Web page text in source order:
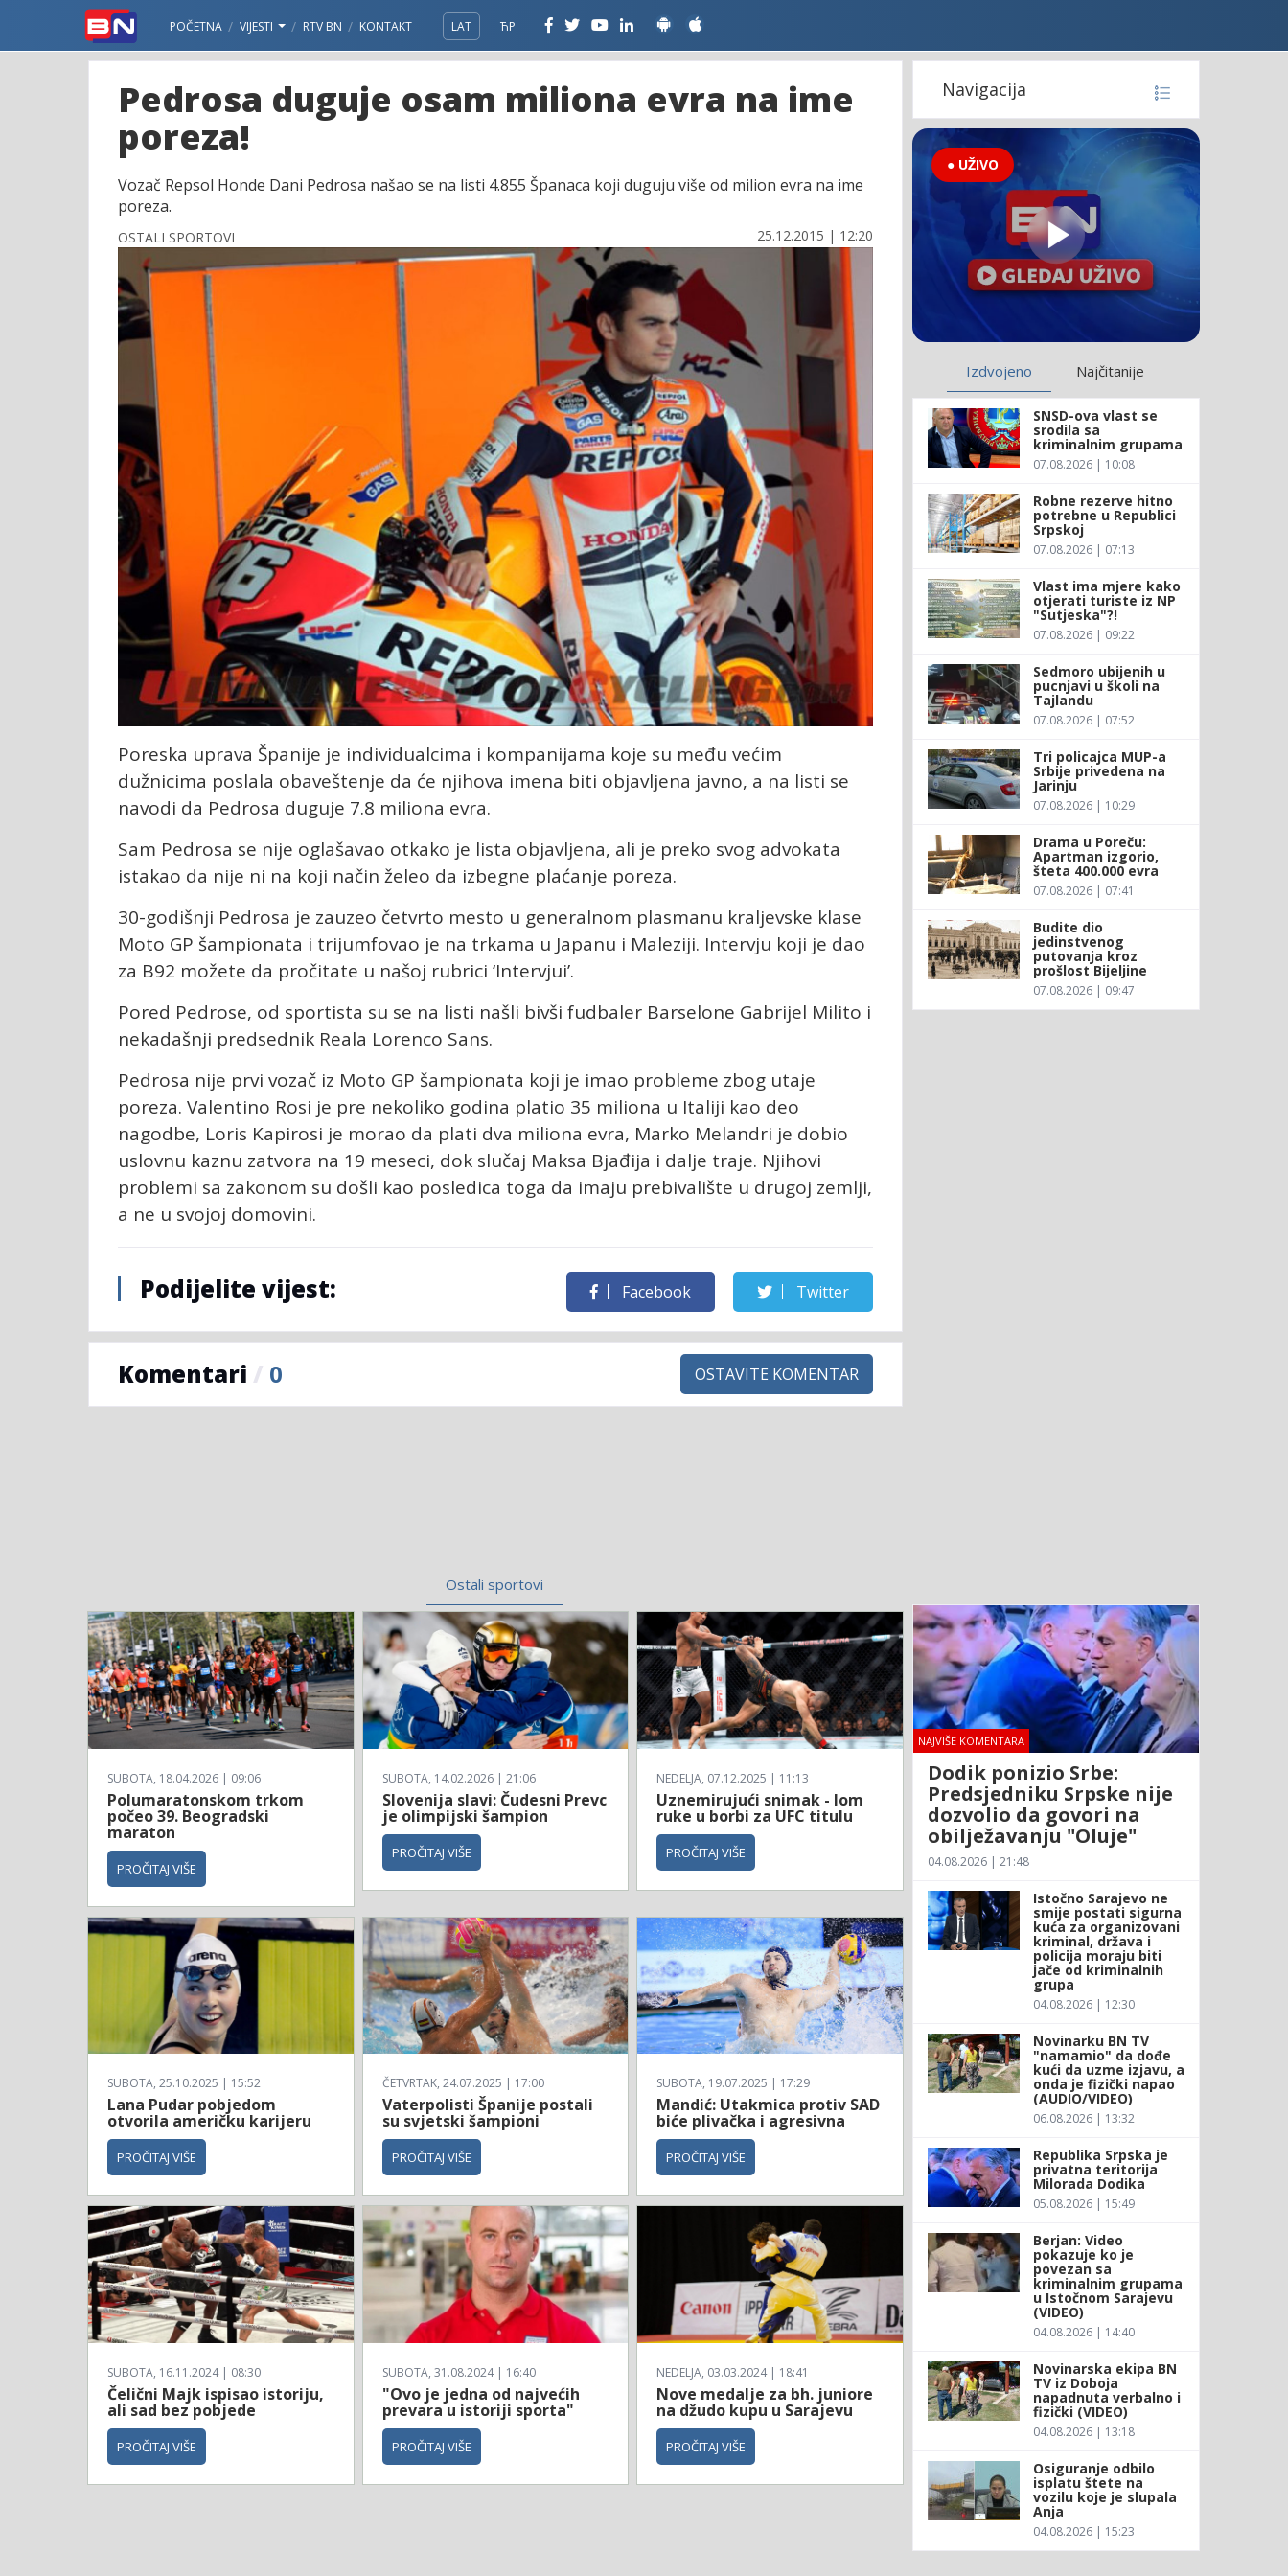
POČETNA VIJESTI RTV BN KONTAKT LAT ЋР
Pedrosa duguje osam miliona evra na ime
poreza!
Vozač Repsol Honde Dani Pedrosa našao se na listi 4.855 Španaca koji duguju više od milion evra na ime
poreza.
OSTALI SPORTOVI 25.12.2015 | 12:20
Poreska uprava Španije je individualcima i kompanijama koje su među većim
dužnicima poslala obaveštenje da će njihova imena biti objavljena javno, a na listi se
navodi da Pedrosa duguje 7.8 miliona evra.
Sam Pedrosa se nije oglašavao otkako je lista objavljena, ali je preko svog advokata
istakao da nije ni na koji način želeo da izbegne plaćanje poreza.
30-godišnji Pedrosa je zauzeo četvrto mesto u generalnom plasmanu kraljevske klase
Moto GP šampionata i trijumfovao je na trkama u Japanu i Maleziji. Intervju koji je dao
za B92 možete da pročitate u našoj rubrici ‘Intervjui’.
Pored Pedrose, od sportista su se na listi našli bivši fudbaler Barselone Gabrijel Milito i
nekadašnji predsednik Reala Lorenco Sans.
Pedrosa nije prvi vozač iz Moto GP šampionata koji je imao probleme zbog utaje
poreza. Valentino Rosi je pre nekoliko godina platio 35 miliona u Italiji kao deo
nagodbe, Loris Kapirosi je morao da plati dva miliona evra, Marko Melandri je dobio
uslovnu kaznu zatvora na 19 meseci, dok slučaj Maksa Bjađija i dalje traje. Njihovi
problemi sa zakonom su došli kao posledica toga da imaju prebivalište u drugoj zemlji,
a ne u svojoj domovini.
Podijelite vijest: Facebook Twitter
Komentari / 0 OSTAVITE KOMENTAR
Ostali sportovi
SUBOTA, 18.04.2026 | 09:06
Polumaratonskom trkom
počeo 39. Beogradski
maraton
PROČITAJ VIŠE
SUBOTA, 14.02.2026 | 21:06
Slovenija slavi: Čudesni Prevc
je olimpijski šampion
PROČITAJ VIŠE
NEDELJA, 07.12.2025 | 11:13
Uznemirujući snimak - lom
ruke u borbi za UFC titulu
PROČITAJ VIŠE
SUBOTA, 25.10.2025 | 15:52
Lana Pudar pobjedom
otvorila američku karijeru
PROČITAJ VIŠE
ČETVRTAK, 24.07.2025 | 17:00
Vaterpolisti Španije postali
su svjetski šampioni
PROČITAJ VIŠE
SUBOTA, 19.07.2025 | 17:29
Mandić: Utakmica protiv SAD
biće plivačka i agresivna
PROČITAJ VIŠE
SUBOTA, 16.11.2024 | 08:30
Čelični Majk ispisao istoriju,
ali sad bez pobjede
PROČITAJ VIŠE
SUBOTA, 31.08.2024 | 16:40
"Ovo je jedna od najvećih
prevara u istoriji sporta"
PROČITAJ VIŠE
NEDELJA, 03.03.2024 | 18:41
Nove medalje za bh. juniore
na džudo kupu u Sarajevu
PROČITAJ VIŠE
Navigacija
● UŽIVO
Izdvojeno Najčitanije
SNSD-ova vlast se
srodila sa
kriminalnim grupama
07.08.2026 | 10:08
Robne rezerve hitno
potrebne u Republici
Srpskoj
07.08.2026 | 07:13
Vlast ima mjere kako
otjerati turiste iz NP
"Sutjeska"?!
07.08.2026 | 09:22
Sedmoro ubijenih u
pucnjavi u školi na
Tajlandu
07.08.2026 | 07:52
Tri policajca MUP-a
Srbije privedena na
Jarinju
07.08.2026 | 10:29
Drama u Poreču:
Apartman izgorio,
šteta 400.000 evra
07.08.2026 | 07:41
Budite dio
jedinstvenog
putovanja kroz
prošlost Bijeljine
07.08.2026 | 09:47
NAJVIŠE KOMENTARA
Dodik ponizio Srbe:
Predsjedniku Srpske nije
dozvolio da govori na
obilježavanju "Oluje"
04.08.2026 | 21:48
Istočno Sarajevo ne
smije postati sigurna
kuća za organizovani
kriminal, država i
policija moraju biti
jače od kriminalnih
grupa
04.08.2026 | 12:30
Novinarku BN TV
"namamio" da dođe
kući da uzme izjavu, a
onda je fizički napao
(AUDIO/VIDEO)
06.08.2026 | 13:32
Republika Srpska je
privatna teritorija
Milorada Dodika
05.08.2026 | 15:49
Berjan: Video
pokazuje ko je
povezan sa
kriminalnim grupama
u Istočnom Sarajevu
(VIDEO)
04.08.2026 | 14:40
Novinarska ekipa BN
TV iz Doboja
napadnuta verbalno i
fizički (VIDEO)
04.08.2026 | 13:18
Osiguranje odbilo
isplatu štete na
vozilu koje je slupala
Anja
04.08.2026 | 15:23